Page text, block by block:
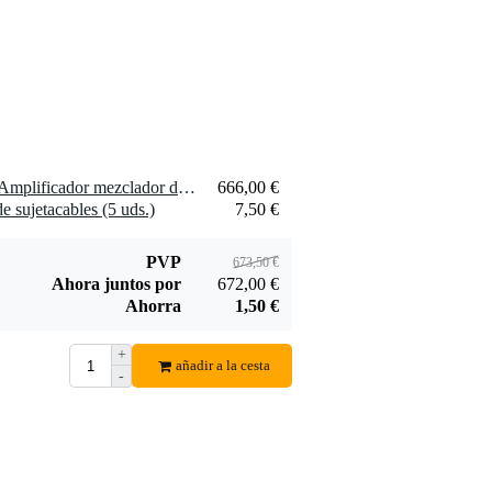
1 x DAP ZA-9250VDAB Amplificador mezclador de 4 zonas 250 W 100 V con zona ajustable
666,00 €
sujetacables (5 uds.)
7,50 €
PVP 673,50 €
Ahora juntos por
672,00 €
Ahorra
1,50 €
+
-
añadir a la cesta